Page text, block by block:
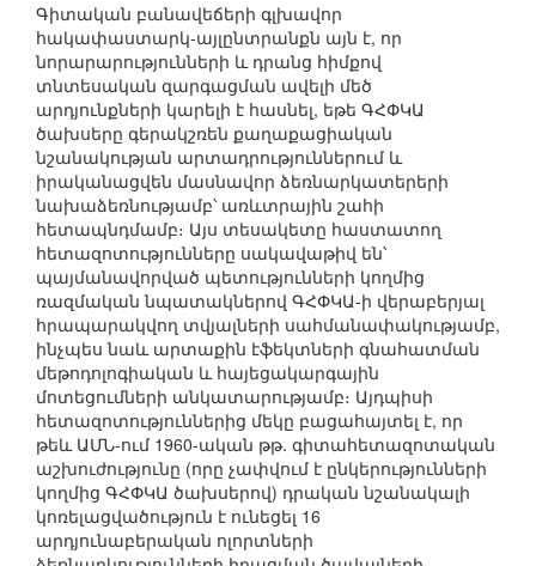
Գիտական բանավեճերի գլխավոր
հակափաստարկ-այլընտրանքն այն է, որ
նորարարությունների և դրանց հիմքով
տնտեսական զարգացման ավելի մեծ
արդյունքների կարելի է հասնել, եթե ԳՀՓԿԱ
ծախսերը գերակշռեն քաղաքացիական
նշանակության արտադրություններում և
իրականացվեն մասնավոր ձեռնարկատերերի
նախաձեռնությամբ՝ առևտրային շահի
հետապնդմամբ։ Այս տեսակետը հաստատող
հետազոտությունները սակավաթիվ են՝
պայմանավորված պետությունների կողմից
ռազմական նպատակներով ԳՀՓԿԱ-ի վերաբերյալ
հրապարակվող տվյալների սահմանափակությամբ,
ինչպես նաև արտաքին էֆեկտների գնահատման
մեթոդոլոգիական և հայեցակարգային
մոտեցումների անկատարությամբ։ Այդպիսի
հետազոտություններից մեկը բացահայտել է, որ
թեև ԱՄՆ-ում 1960-ական թթ. գիտահետազոտական
աշխուժությունը (որը չափվում է ընկերությունների
կողմից ԳՀՓԿԱ ծախսերով) դրական նշանակալի
կոռելացվածություն է ունեցել 16
արդյունաբերական ոլորտների